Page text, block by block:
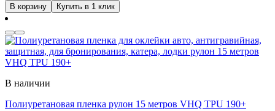
В корзину Купить в 1 клик
В наличии
Полиуретановая пленка рулон 15 метров VHQ TPU 190+